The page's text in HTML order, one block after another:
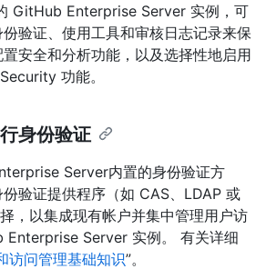
GitHub Enterprise Server 实例，可
验证、使用工具和审核日志记录来保
安全和分析功能，以及选择性地启用
功能。
身份验证
Server内置的身份验证方
验证提供程序（如 CAS、LDAP 或
，以集成现有帐户并集中管理用户访
Enterprise Server 实例。 有关详细
访问管理基础知识”。